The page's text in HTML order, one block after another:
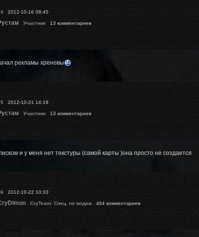
2012-10-16 08:45
Участник13 комментариев
рекламы хреновы
2012-10-21 14:19
Участник13 комментариев
и у меня нет текстуры (самой карты )она просто не создается
2012-10-22 10:33
CryTeam: Спец. по модам464 комментариев